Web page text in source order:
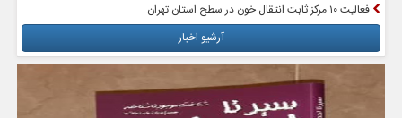
فعالیت ۱۰ مرکز ثابت انتقال خون در سطح استان تهران
آرشیو اخبار